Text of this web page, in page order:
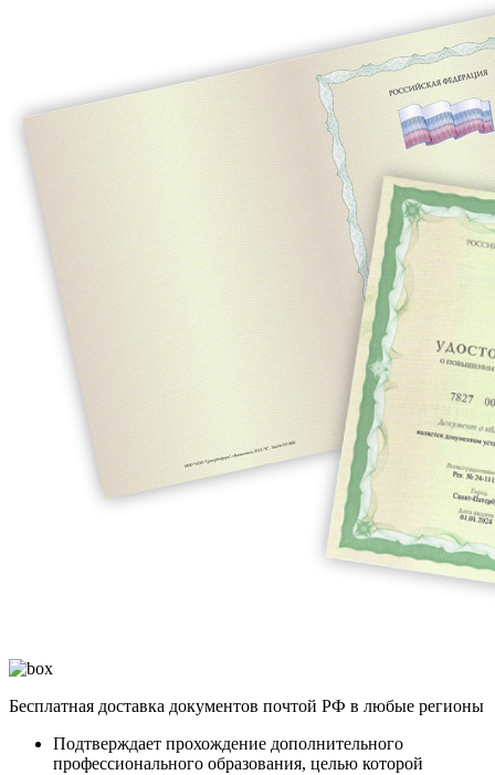
Бесплатная доставка документов почтой РФ в любые регионы
Подтверждает прохождение дополнительного
профессионального образования, целью которой